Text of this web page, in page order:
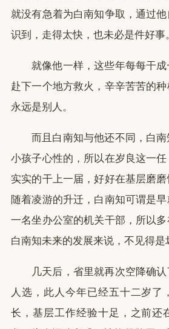
就没有急着为白南知争取，通过
识到，走得太快，也未必是件好事
就像他一样，这些年每每干
赴下一个地方救火，辛辛苦苦的
永远是别人。
而且白南知与他还不同，白
小孩子心性的，所以在岁良这一
实实的干上一届，好好在基层磨磨
随着凌游的升迁，白南知可谓是
一名坐办公室的机关干部，所以
白南知未来的发展来说，不见得是
几天后，省里就再次空降确
人选，此人今年已经五十二岁了
长，基层工作经验十足，之前还